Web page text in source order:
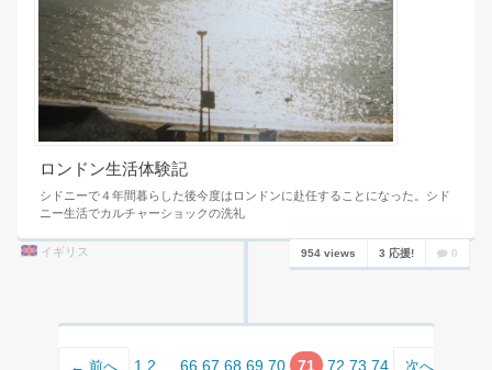
ロンドン生活体験記
シドニーで４年間暮らした後今度はロンドンに赴任することになった。シド
ニー生活でカルチャーショックの洗礼
イギリス 954 views 3 応援! 0
← 前へ 1 2 66 67 68 69 70 71 72 73 74 次へ